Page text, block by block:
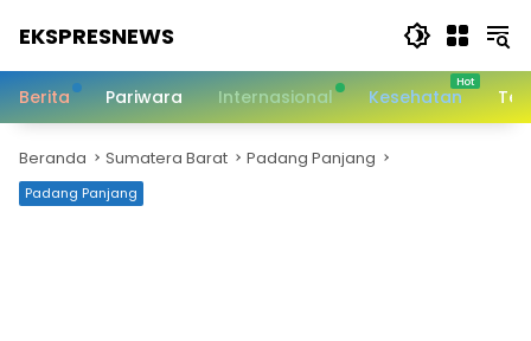
EKSPRESNEWS
Dalam
Berita Pariwara Internasional Kesehatan
Beranda Sumatera Barat Padang Panjang
Padang Panjang